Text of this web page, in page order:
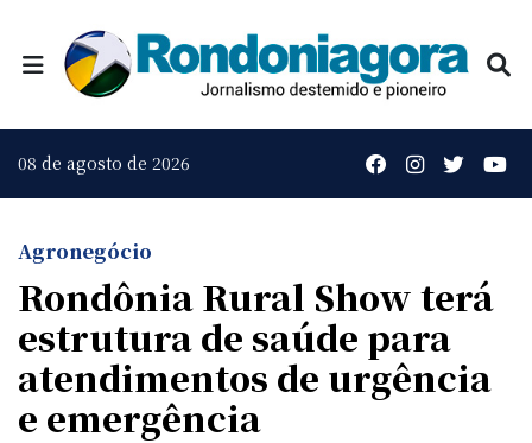
08 de agosto de 2026
Agronegócio
Rondônia Rural Show terá
estrutura de saúde para
atendimentos de urgência
e emergência